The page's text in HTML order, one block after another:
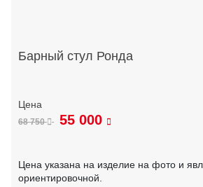
Барный стул Ронда
68 750 55 000
Цена указана на изделие на фото и
ориентировочной.